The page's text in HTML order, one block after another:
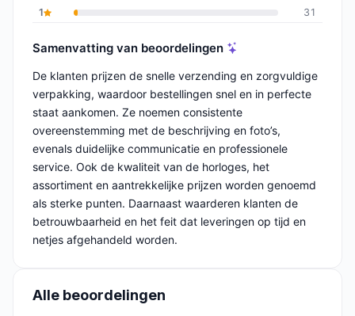
1
31
Samenvatting van beoordelingen
De klanten prijzen de snelle verzending en zorgvuldige
verpakking, waardoor bestellingen snel en in perfecte
staat aankomen. Ze noemen consistente
overeenstemming met de beschrijving en foto’s,
evenals duidelijke communicatie en professionele
service. Ook de kwaliteit van de horloges, het
assortiment en aantrekkelijke prijzen worden genoemd
als sterke punten. Daarnaast waarderen klanten de
betrouwbaarheid en het feit dat leveringen op tijd en
netjes afgehandeld worden.
Alle beoordelingen